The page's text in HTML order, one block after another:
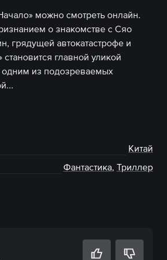
можно смотреть онлайн.
о знакомстве с Сяо
грядущей автокатастрофе и
главной уликой
из подозреваемых
Китай
Фантастика, Триллер